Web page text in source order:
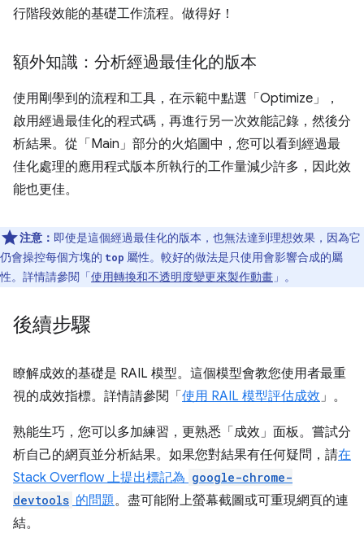
行階段效能的基礎工作流程。做得好！
額外知識：分析經過最佳化的版本
使用剛學到的流程和工具，在示範中點選「Optimize」
，
啟用經過最佳化的程式碼，再進行另一次效能記錄，然後分
析結果。從「Main」 部分的火焰圖中，您可以看到經過最
佳化處理的應用程式版本所執行的工作量減少許多，因此效
能也更佳。
注意： 即使是這個經過最佳化的版本，也無法達到理想效果，因為它
仍會操控每個方塊的 top 屬性。較好的做法是只使用會影響合成的屬
性。詳情請參閱「使用轉換和不透明度變更來製作動畫 」。
後續步驟
瞭解成效的基礎是 RAIL 模型。這個模型會教您使用者最重
視的成效指標。詳情請參閱「 使用 RAIL 模型評估成效」。
熟能生巧，您可以多加練習，更熟悉「成效」面板。嘗試分
析自己的網頁並分析結果。如果您對結果有任何疑問，請在
Stack Overflow 上提出標記為 google-chrome-
devtools 的問題。盡可能附上螢幕截圖或可重現網頁的連
結。